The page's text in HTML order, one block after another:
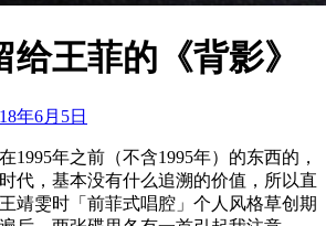
王菲的《背影》
年6月5日
1995年之前（不含1995年）的东西的，
代，基本没有什么追溯的价值，所以直
靖雯时「前菲式唱腔」个人风格草创期